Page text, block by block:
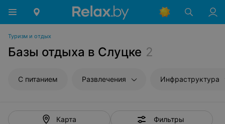
Туризм и отдых
Базы отдыха в Слуцке 2
С питанием Развлечения Инфраструктура
Карта Фильтры